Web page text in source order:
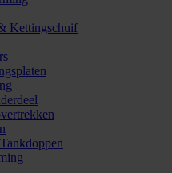
Kettingschuif